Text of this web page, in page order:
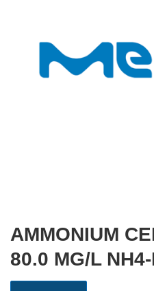
AMMONIUM
80.0 MG/L